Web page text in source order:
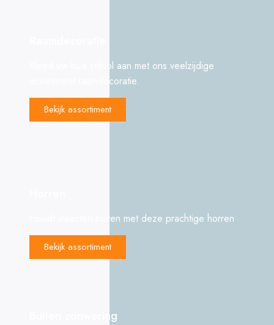
Kleed uw huis stijlvol aan met ons veelzijdige
assortiment raamdecoratie.
Bekijk assortiment
Houdt insecten buiten met deze prachtige horren
Bekijk assortiment
Buiten zonwering